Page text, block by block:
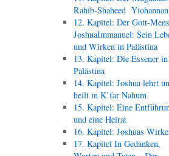
Rahib-Shaheed
12. Kapitel: Der Gott-
JoshuaImmanuel: Sein
und Wirken in Palästina
13. Kapitel: Die Essener in
Palästina
14. Kapitel: Joshua lehrt
heilt in K’far Nahum
15. Kapitel: Eine
und eine Heirat
16. Kapitel: Joshuas
17. Kapitel In Gedanken,